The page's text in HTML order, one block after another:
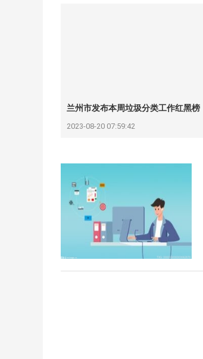
兰州市发布本周垃圾分类工作红黑榜
2023-08-20 07:59:42